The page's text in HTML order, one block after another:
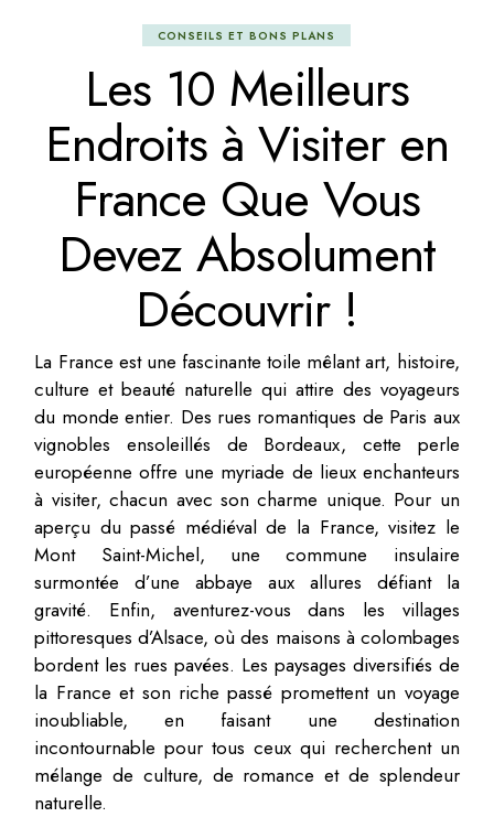
CONSEILS ET BONS PLANS
Les 10 Meilleurs
Endroits à Visiter en
France Que Vous
Devez Absolument
Découvrir !
La France est une fascinante toile mêlant art, histoire,
culture et beauté naturelle qui attire des voyageurs
du monde entier. Des rues romantiques de Paris aux
vignobles ensoleillés de Bordeaux, cette perle
européenne offre une myriade de lieux enchanteurs
à visiter, chacun avec son charme unique. Pour un
aperçu du passé médiéval de la France, visitez le
Mont Saint-Michel, une commune insulaire
surmontée d’une abbaye aux allures défiant la
gravité. Enfin, aventurez-vous dans les villages
pittoresques d’Alsace, où des maisons à colombages
bordent les rues pavées. Les paysages diversifiés de
la France et son riche passé promettent un voyage
inoubliable, en faisant une destination
incontournable pour tous ceux qui recherchent un
mélange de culture, de romance et de splendeur
naturelle.